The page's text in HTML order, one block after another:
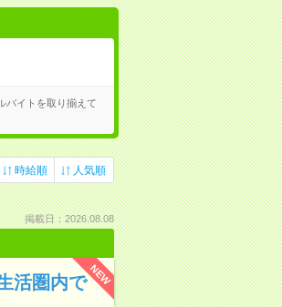
バイトを取り揃えて
時給順 人気順
掲載日：2026.08.08
NEW
活圏内で